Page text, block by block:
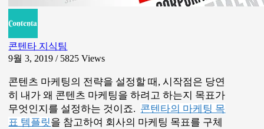
콘텐타 지식팀
9월 3, 2019 / 5825Views
콘텐츠 마케팅의 전략을 설정할 때, 시작점은 당연
히 내가 왜 콘텐츠 마케팅을 하려고 하는지 목표가
무엇인지를 설정하는 것이죠. 콘텐타의 마케팅 목
표 템플릿을 참고하여 회사의 마케팅 목표를 구체